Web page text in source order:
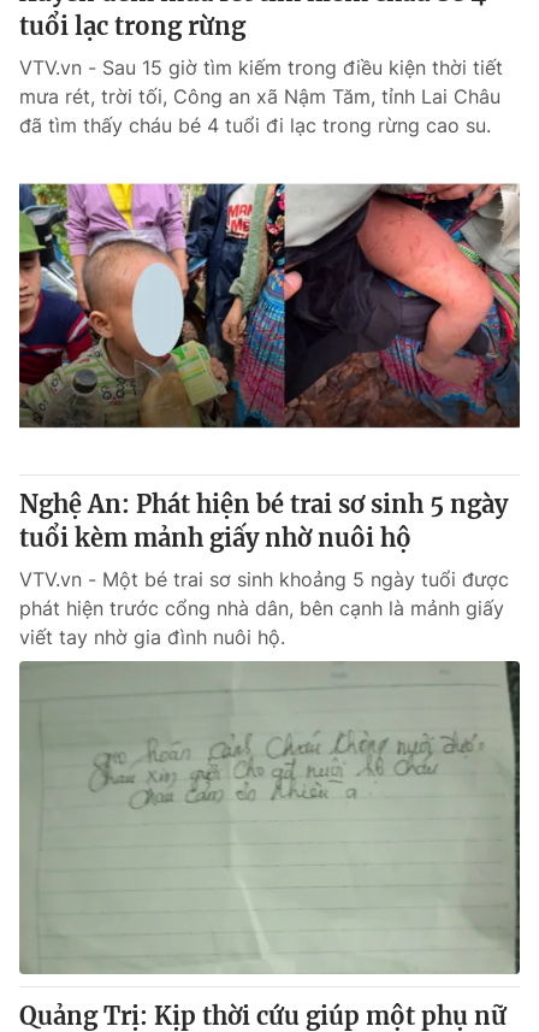
tuổi lạc trong rừng
VTV.vn - Sau 15 giờ tìm kiếm trong điều kiện thời tiết
mưa rét, trời tối, Công an xã Nậm Tăm, tỉnh Lai Châu
đã tìm thấy cháu bé 4 tuổi đi lạc trong rừng cao su.
Nghệ An: Phát hiện bé trai sơ sinh 5 ngày
tuổi kèm mảnh giấy nhờ nuôi hộ
VTV.vn - Một bé trai sơ sinh khoảng 5 ngày tuổi được
phát hiện trước cổng nhà dân, bên cạnh là mảnh giấy
viết tay nhờ gia đình nuôi hộ.
Quảng Trị: Kịp thời cứu giúp một phụ nữ